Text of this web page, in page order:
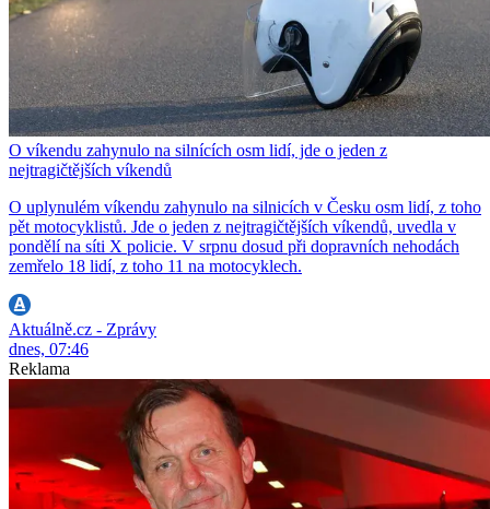
O víkendu zahynulo na silnících osm lidí, jde o jeden z
nejtragičtějších víkendů
O uplynulém víkendu zahynulo na silnicích v Česku osm lidí, z toho
pět motocyklistů. Jde o jeden z nejtragičtějších víkendů, uvedla v
pondělí na síti X policie. V srpnu dosud při dopravních nehodách
zemřelo 18 lidí, z toho 11 na motocyklech.
Aktuálně.cz - Zprávy
dnes, 07:46
Reklama